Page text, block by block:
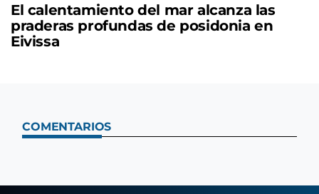
El calentamiento del mar alcanza las
praderas profundas de posidonia en
Eivissa
COMENTARIOS